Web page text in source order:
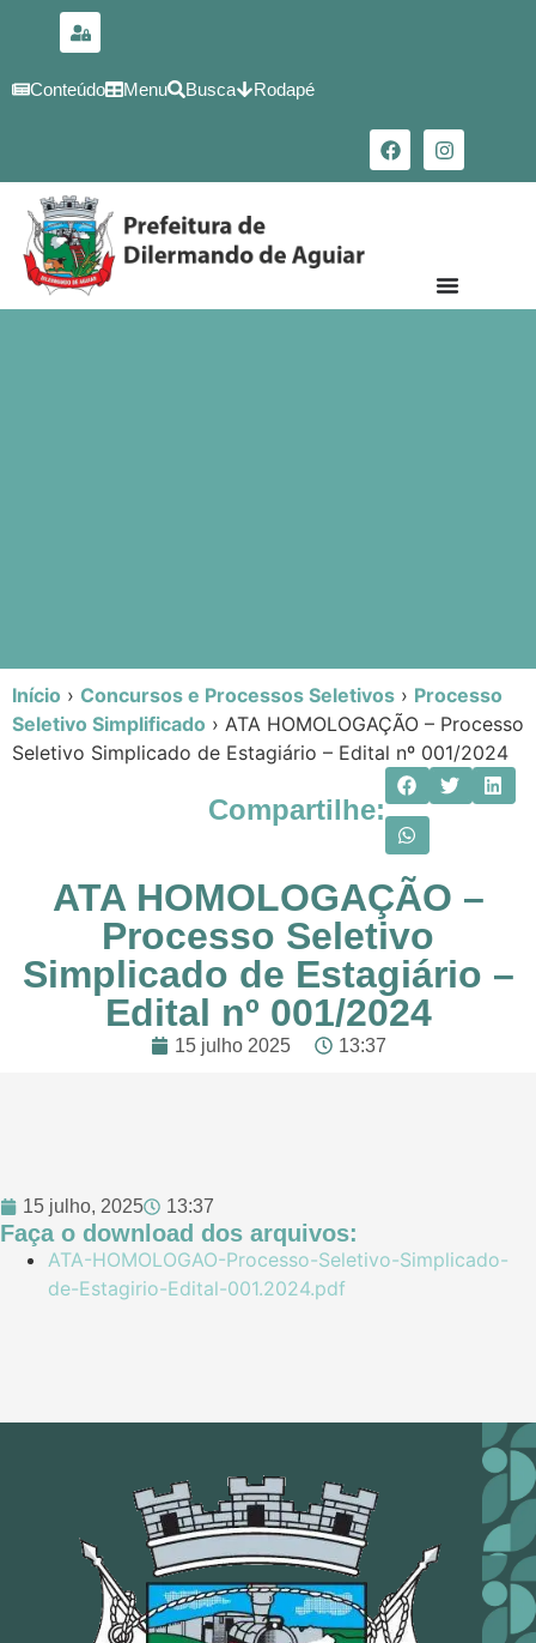
conteúdo
Conteúdo Menu Busca Rodapé
Início › Concursos e Processos Seletivos › Processo
Seletivo Simplificado › ATA HOMOLOGAÇÃO – Processo
Seletivo Simplicado de Estagiário – Edital nº 001/2024
Compartilhe:
ATA HOMOLOGAÇÃO –
Processo Seletivo
Simplicado de Estagiário –
Edital nº 001/2024
15 julho 2025 13:37
15 julho, 2025 13:37
Faça o download dos arquivos:
ATA-HOMOLOGAO-Processo-Seletivo-Simplicado-
de-Estagirio-Edital-001.2024.pdf